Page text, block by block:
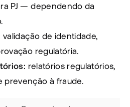
PJ — dependendo da
validação de identidade,
regulatória.
relatórios regulatórios,
prevenção à fraude.